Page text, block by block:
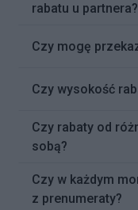
rabatu u partnera?
Czy mogę
Czy wysokość
Czy rabaty od
sobą?
Czy w każdym
z prenumeraty?